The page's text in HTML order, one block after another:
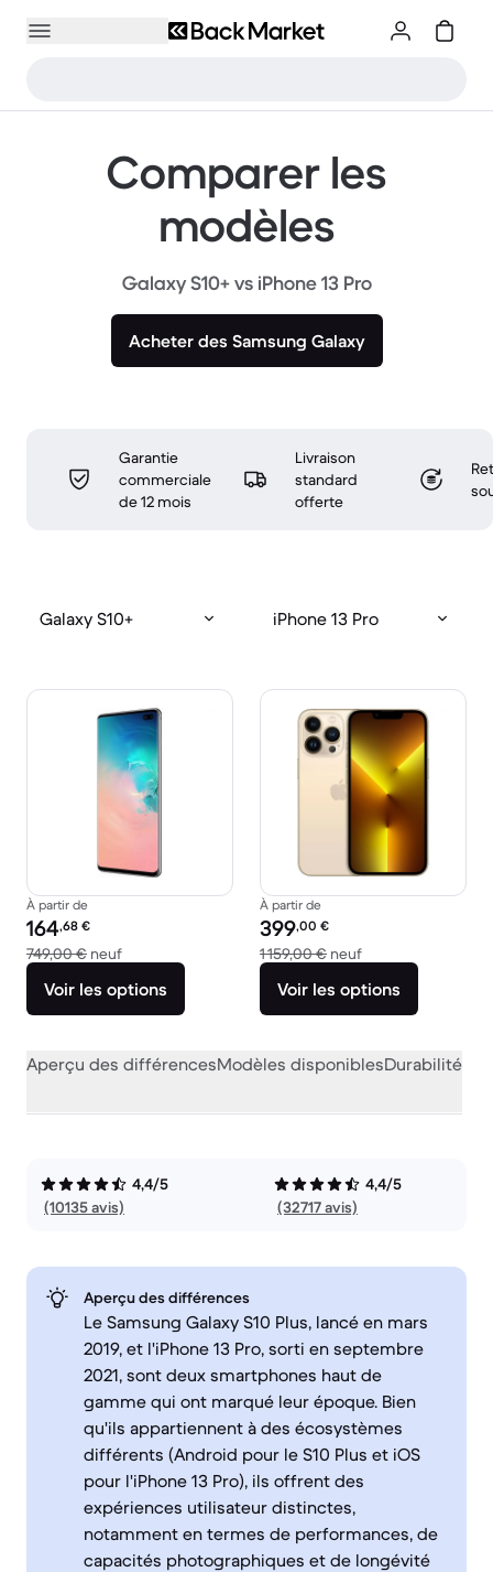
Comparer les
modèles
Galaxy S10+ vs iPhone 13 Pro
Acheter des Samsung Galaxy
Garantie
commerciale
de 12 mois
Livraison
standard
offerte
Galaxy S10+ iPhone 13 Pro
À partir de
Prix reconditionné :
164,68 €
749,00 € neufcontre 749,00 € neuf
Voir les options
À partir de
Prix reconditionné :
399,00 €
1 159,00 € neufcontre 1 159,00 €
Voir les options
Aperçu des différencesModèles disponiblesDurabilité
4,4/5
(10135 avis)
4,4/5
(32717 avis)
Aperçu des différences
Le Samsung Galaxy S10 Plus, lancé en mars
2019, et l'iPhone 13 Pro, sorti en septembre
2021, sont deux smartphones haut de
gamme qui ont marqué leur époque. Bien
qu'ils appartiennent à des écosystèmes
différents (Android pour le S10 Plus et iOS
pour l'iPhone 13 Pro), ils offrent des
expériences utilisateur distinctes,
notamment en termes de performances, de
capacités photographiques et de longévité